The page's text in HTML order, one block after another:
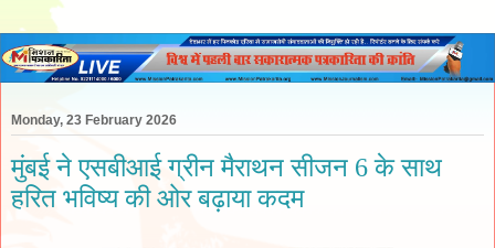
Monday, 23 February 2026
मुंबई ने एसबीआई ग्रीन मैराथन सीजन 6 के साथ
हरित भविष्य की ओर बढ़ाया कदम